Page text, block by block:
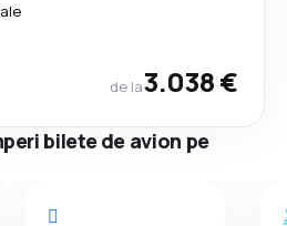
de la3.038 €
bilete de avion pe